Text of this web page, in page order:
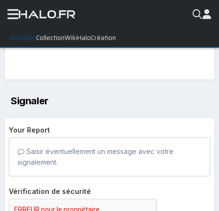
ActualitéCollectionWikiHaloCréation
Signaler
Your Report
Saisir éventuellement un message avec votre
signalement.
Vérification de sécurité